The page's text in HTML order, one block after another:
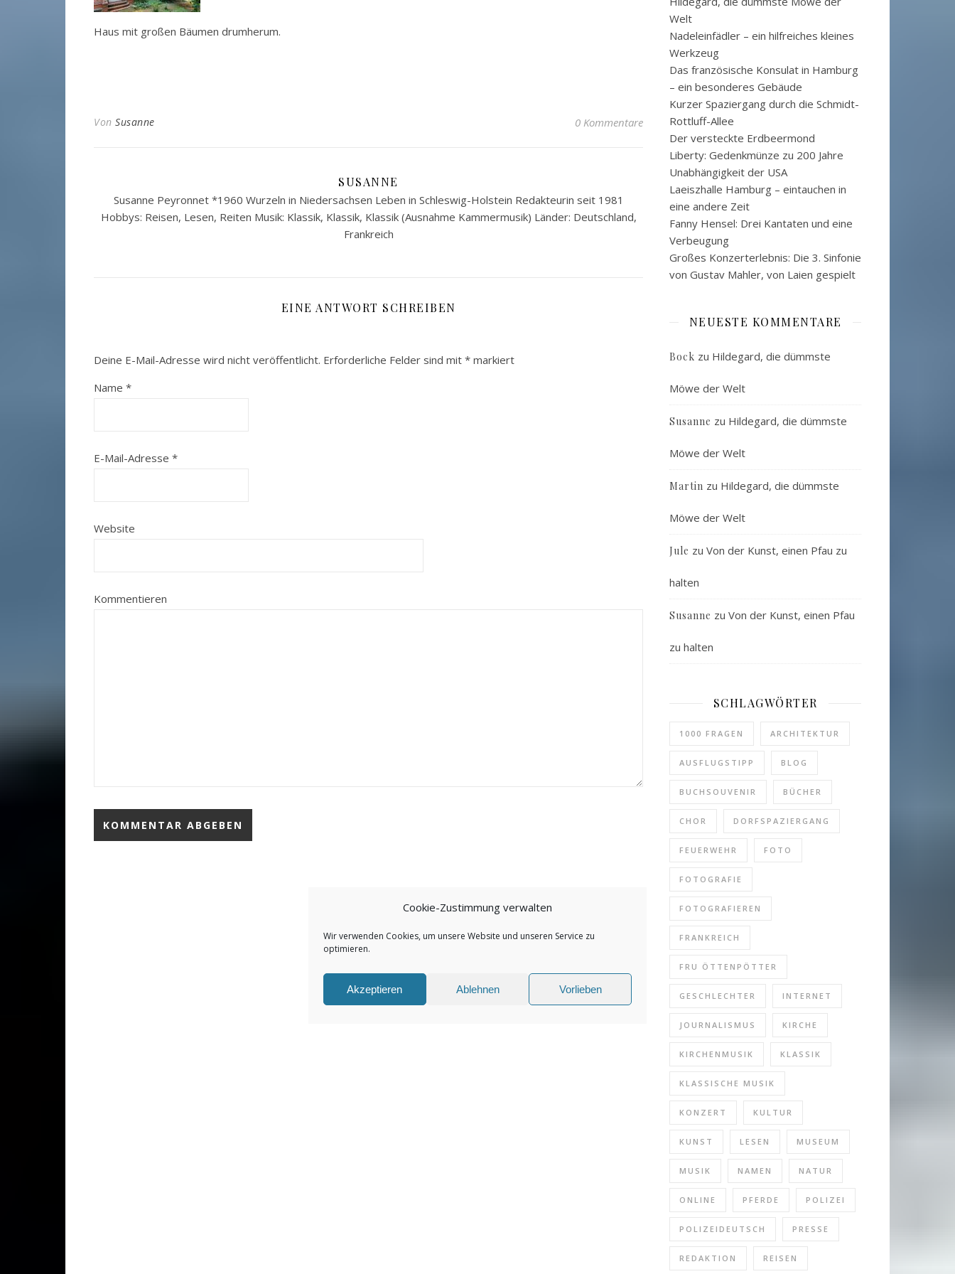
Cookie-Zustimmung verwalten
Wir verwenden Cookies, um unsere Website und unseren Service zu
optimieren.
Akzeptieren Ablehnen Vorlieben
Haus mit großen Bäumen drumherum.
Von Susanne 0 Kommentare
SUSANNE
Susanne Peyronnet *1960 Wurzeln in Niedersachsen Leben in Schleswig-Holstein Redakteurin seit 1981
Hobbys: Reisen, Lesen, Reiten Musik: Klassik, Klassik, Klassik (Ausnahme Kammermusik) Länder: Deutschland,
Frankreich
EINE ANTWORT SCHREIBEN
Deine E-Mail-Adresse wird nicht veröffentlicht. Erforderliche Felder sind mit * markiert
Name *
E-Mail-Adresse *
Website
Kommentieren
Welt
Nadeleinfädler – ein hilfreiches kleines
Werkzeug
Das französische Konsulat in Hamburg
– ein besonderes Gebäude
Kurzer Spaziergang durch die Schmidt-
Rottluff-Allee
Der versteckte Erdbeermond
Liberty: Gedenkmünze zu 200 Jahre
Unabhängigkeit der USA
Laeiszhalle Hamburg – eintauchen in
eine andere Zeit
Fanny Hensel: Drei Kantaten und eine
Verbeugung
Großes Konzerterlebnis: Die 3. Sinfonie
von Gustav Mahler, von Laien gespielt
NEUESTE KOMMENTARE
Bock zu Hildegard, die dümmste
Möwe der Welt
Susanne zu Hildegard, die dümmste
Möwe der Welt
Martin zu Hildegard, die dümmste
Möwe der Welt
Jule zu Von der Kunst, einen Pfau zu
halten
Susanne zu Von der Kunst, einen Pfau
zu halten
SCHLAGWÖRTER
1000 FRAGEN ARCHITEKTUR
AUSFLUGSTIPP BLOG
BUCHSOUVENIR BÜCHER
CHOR DORFSPAZIERGANG
FEUERWEHR FOTO
FOTOGRAFIE
FOTOGRAFIEREN
FRANKREICH
FRU ÖTTENPÖTTER
GESCHLECHTER INTERNET
JOURNALISMUS KIRCHE
KIRCHENMUSIK KLASSIK
KLASSISCHE MUSIK
KONZERT KULTUR
KUNST LESEN MUSEUM
MUSIK NAMEN NATUR
ONLINE PFERDE POLIZEI
POLIZEIDEUTSCH PRESSE
REDAKTION REISEN